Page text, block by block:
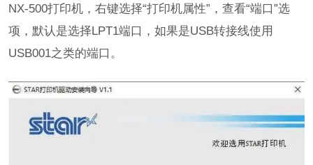
NX-500打印机，右键选择“打印机属性”，查看“端口”选
项，默认是选择LPT1端口，如果是USB转接线使用
USB001之类的端口。